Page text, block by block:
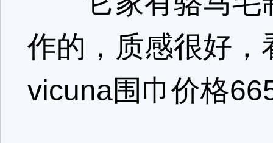
作的，质感很好
vicuna围巾价格